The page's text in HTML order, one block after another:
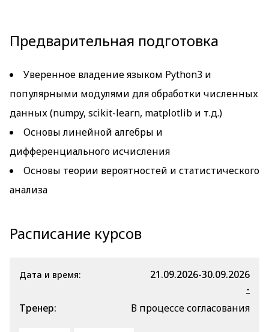
Предварительная подготовка
Уверенное владение языком Python3 и
популярными модулями для обработки численных
данных (numpy, scikit-learn, matplotlib и т.д.)
Основы линейной алгебры и
дифференциального исчисления
Основы теории вероятностей и статистического
анализа
Расписание курсов
Дата и время:
21.09.2026-30.09.2026
-
Тренер:
В процессе согласования